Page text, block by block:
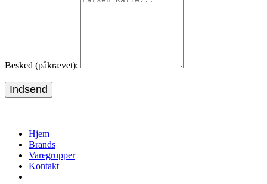
Besked (påkrævet):
Indsend
Hjem
Brands
Varegrupper
Kontakt